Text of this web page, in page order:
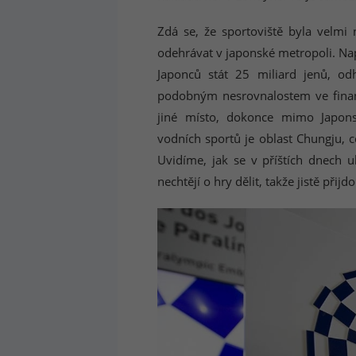
Zdá se, že sportoviště byla velmi
odehrávat v japonské metropoli.
Japonců stát 25 miliard jenů,
podobným nesrovnalostem ve
jiné místo, dokonce mimo
vodních sportů je oblast Chungju,
Uvidíme, jak se v příštích dnech
nechtějí o hry dělit, takže jistě